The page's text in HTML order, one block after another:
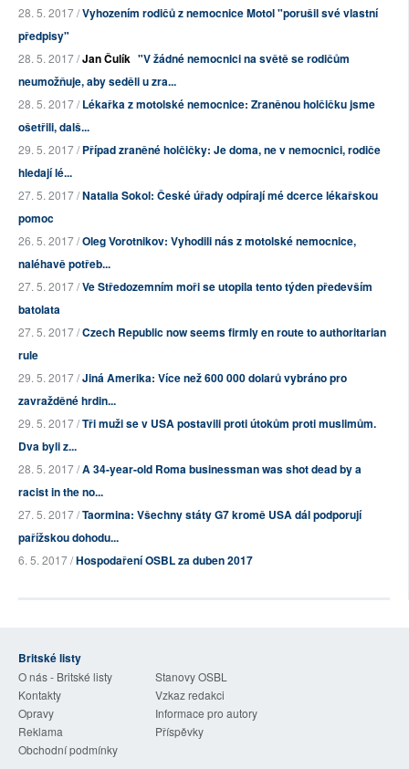
28. 5. 2017 /Vyhozením rodičů z nemocnice Motol "porušil své vlastní
předpisy"
28. 5. 2017 /Jan Čulík "V žádné nemocnici na světě se rodičům
neumožňuje, aby seděli u zra...
28. 5. 2017 /Lékařka z motolské nemocnice: Zraněnou holčičku jsme
ošetřili, dalš...
29. 5. 2017 /Případ zraněné holčičky: Je doma, ne v nemocnici, rodiče
hledají lé...
27. 5. 2017 /Natalia Sokol: České úřady odpírají mé dcerce lékařskou
pomoc
26. 5. 2017 /Oleg Vorotnikov: Vyhodili nás z motolské nemocnice,
naléhavě potřeb...
27. 5. 2017 /Ve Středozemním moři se utopila tento týden především
batolata
27. 5. 2017 /Czech Republic now seems firmly en route to authoritarian
rule
29. 5. 2017 /Jiná Amerika: Více než 600 000 dolarů vybráno pro
zavražděné hrdin...
29. 5. 2017 /Tři muži se v USA postavili proti útokům proti muslimům.
Dva byli z...
28. 5. 2017 /A 34-year-old Roma businessman was shot dead by a
racist in the no...
27. 5. 2017 /Taormina: Všechny státy G7 kromě USA dál podporují
pařížskou dohodu...
6. 5. 2017 /Hospodaření OSBL za duben 2017
Britské listy
O nás - Britské listy
Stanovy OSBL
Kontakty
Vzkaz redakci
Opravy
Informace pro autory
Reklama
Příspěvky
Obchodní podmínky